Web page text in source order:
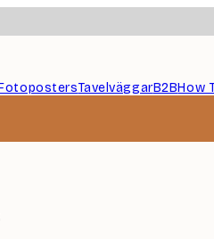
TavelväggarB2BHow